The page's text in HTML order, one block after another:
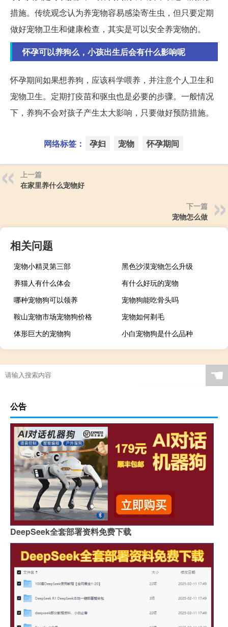
措施。传统观念认为养宠物容易感染寄生虫，但只要定期
做好宠物卫生和健康检查，其实是可以安全养宠物的。
怀孕可以养狗么，小孩出生后会有什么影响呢
怀孕期间如果想养狗，应该科学喂养，并注意个人卫生和
宠物卫生。定期打疫苗和驱虫也是必要的步骤。一般情况
下，养狗不会对孩子产生太大影响，只要做好预防措施。
网络标签： 孕妇 宠物 怀孕期间
上一篇
在家里养什么宠物好
下一篇
宠物怎么做
相关问题
宠物小精灵第三部
黑色沙漠宠物怎么升级
养猫人有什么体会
有什么好玩的宠物
哪种宠物狗可以领养
宠物狗能吃骨头吗
鞍山宠物市场宠物狗价格
宠物如何剃毛
体形巨大的宠物狗
小白宠物狗是什么品种
☚
公告
DeepSeek全套部署资料免费下载